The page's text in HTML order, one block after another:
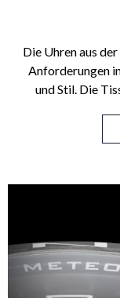
Die Uhren aus
Anforderungen
und Stil. Die
genauso im